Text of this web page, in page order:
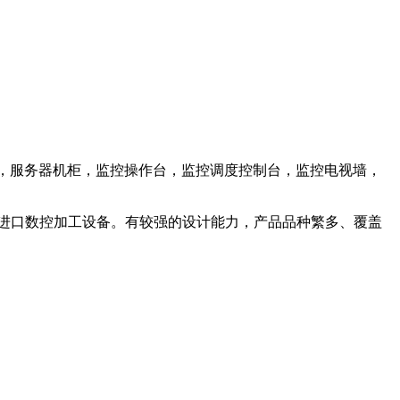
务器机柜，监控操作台，监控调度控制台，监控电视墙，
数控加工设备。有较强的设计能力，产品品种繁多、覆盖